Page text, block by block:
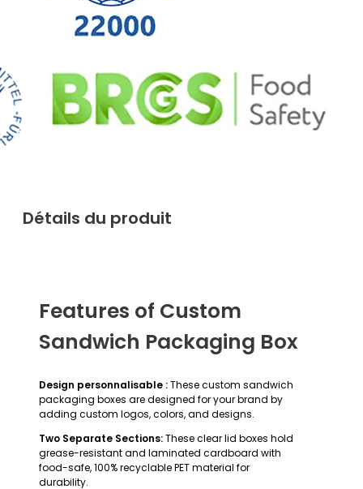
Détails du produit
Features of Custom
Sandwich Packaging Box
Design personnalisable :These custom sandwich
packaging boxes are designed for your brand by
adding custom logos, colors, and designs.
Two Separate Sections:These clear lid boxes hold
grease-resistant and laminated cardboard with
food-safe, 100% recyclable PET material for
durability.